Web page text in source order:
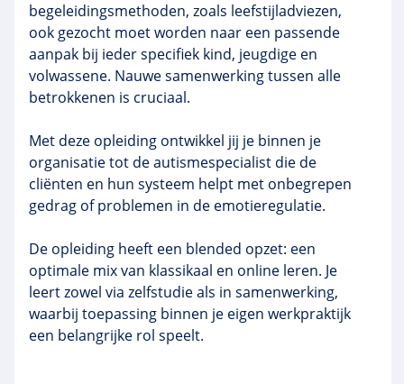
begeleidingsmethoden, zoals leefstijladviezen,
ook gezocht moet worden naar een passende
aanpak bij ieder specifiek kind, jeugdige en
volwassene. Nauwe samenwerking tussen alle
betrokkenen is cruciaal.
Met deze opleiding ontwikkel jij je binnen je
organisatie tot de autismespecialist die de
cliënten en hun systeem helpt met onbegrepen
gedrag of problemen in de emotieregulatie.
De opleiding heeft een blended opzet: een
optimale mix van klassikaal en online leren. Je
leert zowel via zelfstudie als in samenwerking,
waarbij toepassing binnen je eigen werkpraktijk
een belangrijke rol speelt.